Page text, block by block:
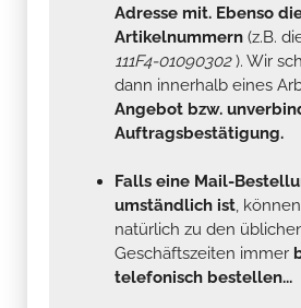
Adresse mit. Ebenso
Artikelnummern (z.B.
111F4-01090302). Wir
dann innerhalb eines
Angebot bzw.
Auftragsbestätigung.
Falls eine Mail-
umständlich ist,
natürlich zu den
Geschäftszeiten immer
telefonisch bestellen...